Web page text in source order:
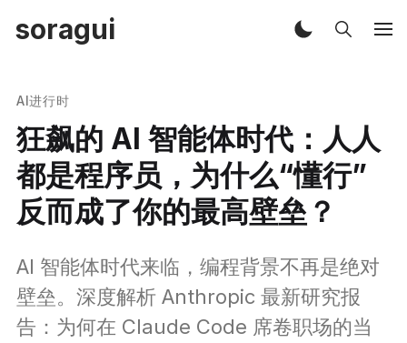
soragui
AI进行时
狂飙的 AI 智能体时代：人人
都是程序员，为什么“懂行”
反而成了你的最高壁垒？
AI 智能体时代来临，编程背景不再是绝对
壁垒。深度解析 Anthropic 最新研究报
告：为何在 Claude Code 席卷职场的当